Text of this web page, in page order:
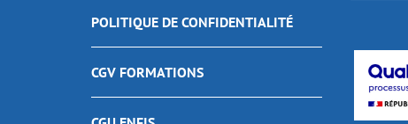
POLITIQUE DE CONFIDENTIALITÉ
CGV FORMATIONS